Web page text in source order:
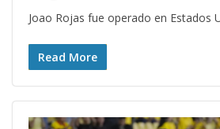
Joao Rojas fue operado en Estados
Read More